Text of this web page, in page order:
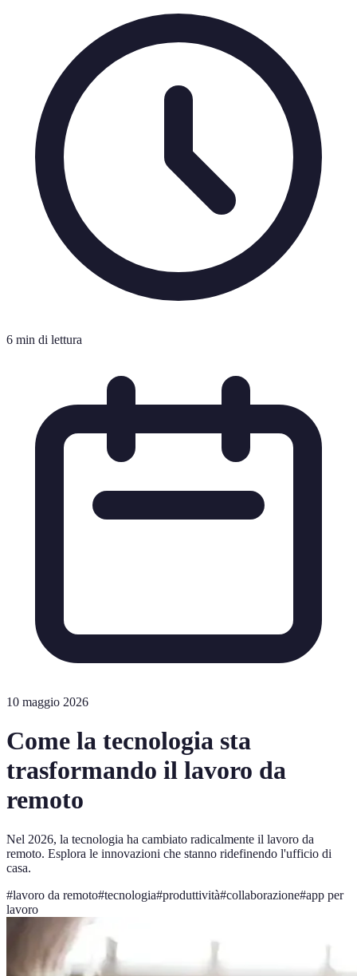
6 min di lettura
10 maggio 2026
Come la tecnologia sta
trasformando il lavoro da
remoto
Nel 2026, la tecnologia ha cambiato radicalmente il lavoro da
remoto. Esplora le innovazioni che stanno ridefinendo l'ufficio di
casa.
#lavoro da remoto#tecnologia#produttività#collaborazione#app per
lavoro